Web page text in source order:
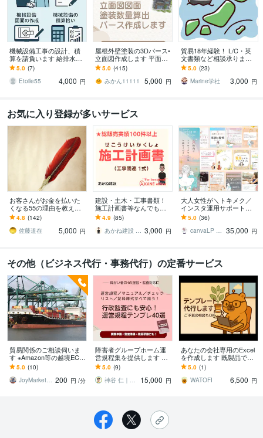
機械設備工事の設計、積
算を請負います 給排水、
空調設備の設計や積算業
務を請負います
5.0 (7)
Etoile55
4,000 円
屋根外壁塗装の3Dパース•
立面図作成します 平面図
から！パース作成、建築
数量算出！6点セット
5.0 (415)
みかん11111
5,000 円
貿易18年経験！ L/C・英
文書類など相談承ります
～初めてでも安心、輸出
現場で培った知識で全般
サポート～
5.0 (23)
Marine学社
3,000 円
お気に入り登録が多いサービス
お客さんがお金を払いた
くなる55の理由を教えま
す 『自分がどうすれば人
の役にたてるのかわから
ない』ときに
4.8 (142)
佐藤道在
5,000 円
建設・土木・工事書類！
施工計画書等なんでもし
ます 【総販売200件】・
施工計画書・竣工書類・
事務・雑務など！
4.9 (85)
あかね建設 AKANEoffice 3,000 円
大人女性が＼トキメク／
インスタ運用サポートま
す 【プラチナ認定】編集
可能なテンプレもプレゼ
ント★
5.0 (36)
canvaLP ･ HP┊︎mimo39 35,000 円
その他（ビジネス代行・事務代行）の定番サービス
貿易関係のご相談伺いま
す ※Amazon等の越境ECで
はなく通常の輸出入のみ
です。
5.0 (10)
JoyMarket29 200 円 /分
障害者グループホーム運
営規程集を提供します 令
和8年対応！行政対応に必
須の規程雛形を一括提供
5.0 (9)
神谷 仁｜福祉GH経営の現場コンサル
15,000 円
あなたの会社専用のExcel
を作成します 既製品では
合わない。だから“あなた
の会社専用”を作ります。
5.0 (1)
WATOFI
6,500 円